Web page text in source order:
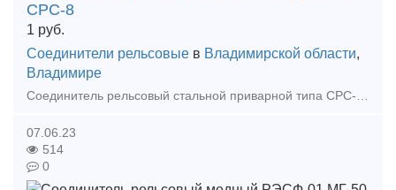
СРС-8
1 руб.
Соединители рельсовые в Владимирской области,
Владимире
Соединитель рельсовый стальной приварной типа СРС-8-01 состоит из троса диаметром 6мм, заваренного по концам в стальные манжеты. В растянутом виде длина приварного соединения типа СРС-6 состав
07.06.23
514
0